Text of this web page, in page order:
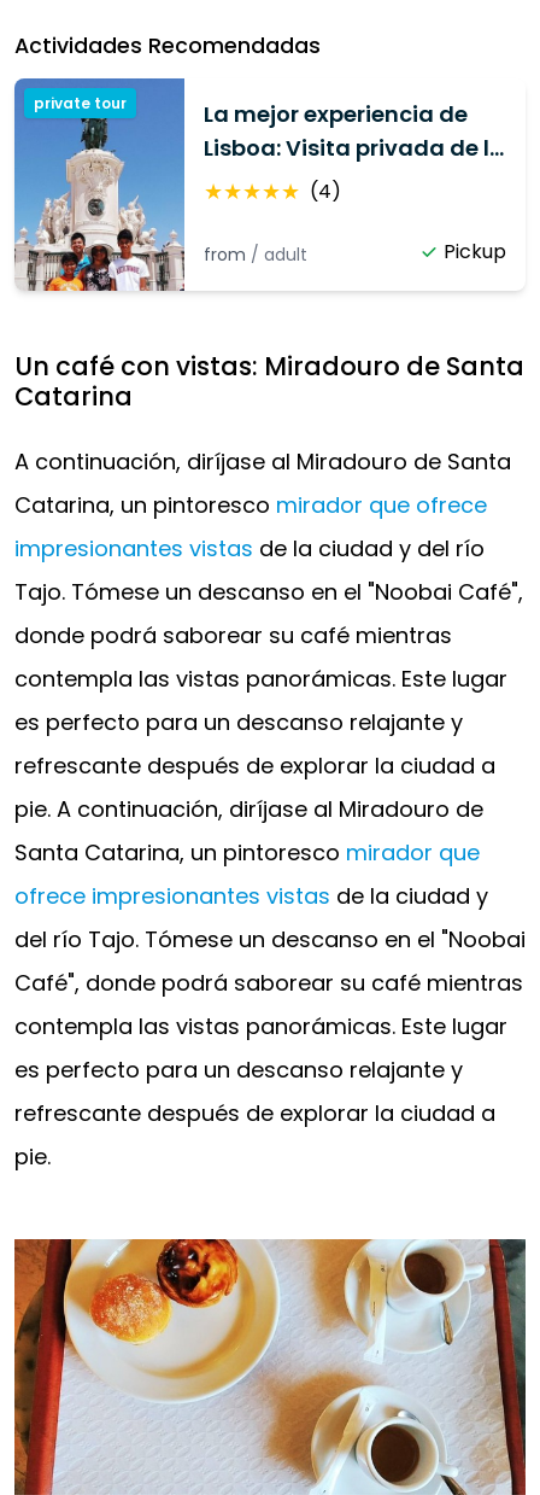
Actividades Recomendadas
private tour
La mejor experiencia de
Lisboa: Visita privada de la
ciudad
★★★★★ (4)
from /adult Pickup
Un café con vistas: Miradouro de Santa
Catarina
A continuación, diríjase al Miradouro de Santa
Catarina, un pintoresco mirador que ofrece
impresionantes vistas de la ciudad y del río
Tajo. Tómese un descanso en el "Noobai Café",
donde podrá saborear su café mientras
contempla las vistas panorámicas. Este lugar
es perfecto para un descanso relajante y
refrescante después de explorar la ciudad a
pie. A continuación, diríjase al Miradouro de
Santa Catarina, un pintoresco mirador que
ofrece impresionantes vistas de la ciudad y
del río Tajo. Tómese un descanso en el "Noobai
Café", donde podrá saborear su café mientras
contempla las vistas panorámicas. Este lugar
es perfecto para un descanso relajante y
refrescante después de explorar la ciudad a
pie.